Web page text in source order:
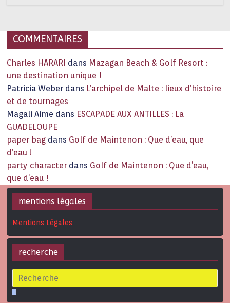
COMMENTAIRES
Charles HARARI dans Mazagan Beach & Golf Resort :
une destination unique !
Patricia Weber dans L’archipel de Malte : lieux d’histoire
et de tournages
Magali Aime dans ESCAPADE AUX ANTILLES : La
GUADELOUPE
paper bag dans Golf de Maintenon : Que d’eau, que
d’eau !
party character dans Golf de Maintenon : Que d’eau,
que d’eau !
mentions légales
Mentions Légales
recherche